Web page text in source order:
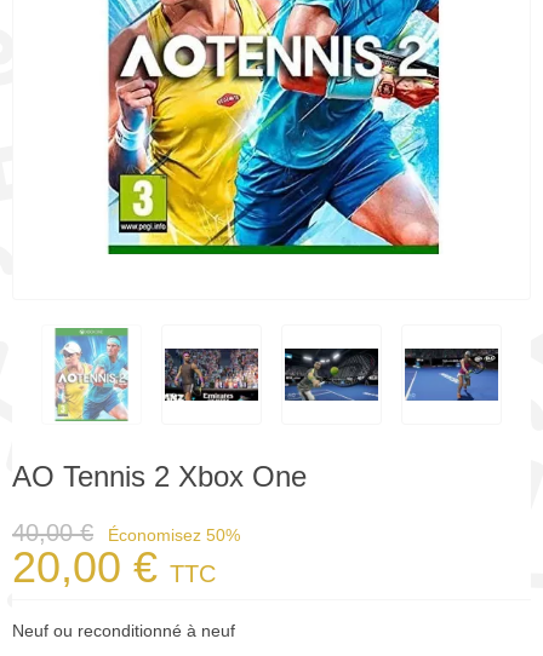
AO Tennis 2 Xbox One
40,00 € Économisez 50%
20,00 € TTC
Neuf ou reconditionné à neuf